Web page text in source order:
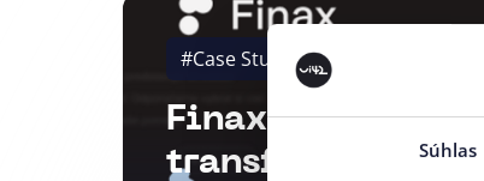
Súhlas
#Case Study #UX testovanie
Finax Case
transformácia